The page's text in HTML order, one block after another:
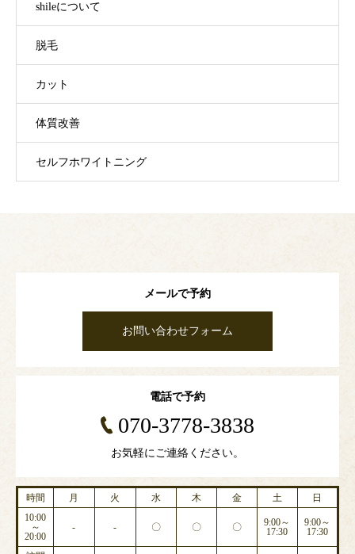
shileについて
脱毛
カット
体質改善
セルフホワイトニング
メールで予約
お問い合わせフォーム
電話で予約
070-3778-3838
お気軽にご連絡ください。
時間 月 火 水 木 金 土
日
10:00
～
20:00
- - 〇 〇 〇
9:00～
17:30
9:00～
17:30